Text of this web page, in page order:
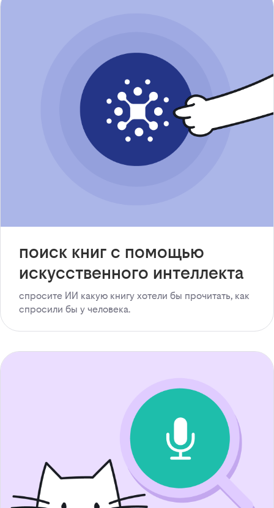
поиск книг с помощью
искусственного интеллекта
спросите ИИ какую книгу хотели бы прочитать, как
спросили бы у человека.